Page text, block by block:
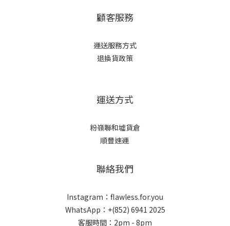
顧客服務
運送服務方式
退換貨政策
運送方式
粉嶺聯和墟貨倉
順豐速運
聯絡我們
Instagram：flawless.for.you
WhatsApp：+(852) 6941 2025
客服時間：2pm - 8pm